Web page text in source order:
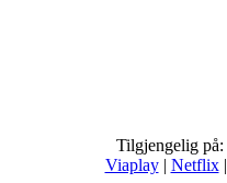
Tilgjengelig på:
Viaplay| Netflix|